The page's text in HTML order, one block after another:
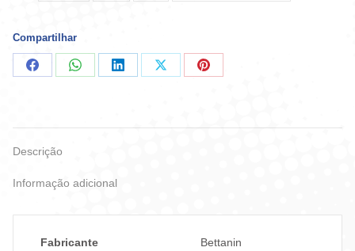
Compartilhar
CompartilharCompartilharCompartilharCompartilharCompartilhar
Descrição
Informação adicional
Fabricante
Bettanin